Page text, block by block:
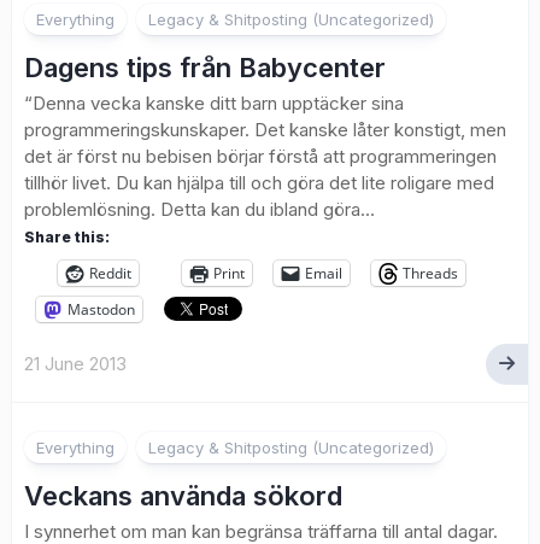
Everything Legacy & Shitposting (Uncategorized)
Dagens tips från Babycenter
“Denna vecka kanske ditt barn upptäcker sina
programmeringskunskaper. Det kanske låter konstigt, men
det är först nu bebisen börjar förstå att programmeringen
tillhör livet. Du kan hjälpa till och göra det lite roligare med
problemlösning. Detta kan du ibland göra...
Share this:
Reddit Print Email
Threads
Mastodon
21 June 2013
Everything Legacy & Shitposting (Uncategorized)
Veckans använda sökord
I synnerhet om man kan begränsa träffarna till antal dagar.